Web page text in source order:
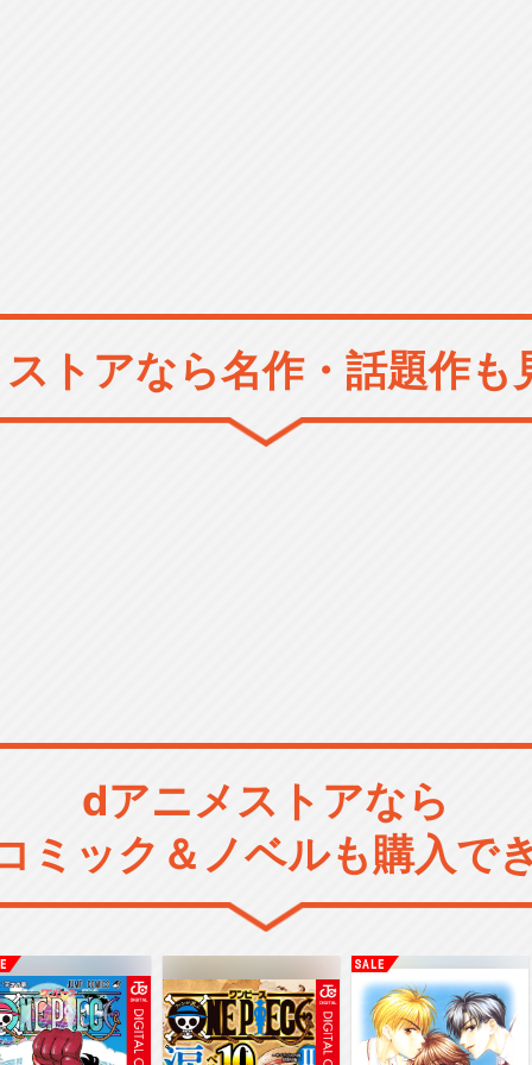
トアなら名作・話題作も
dアニメストアなら
ミック＆ノベルも購入で